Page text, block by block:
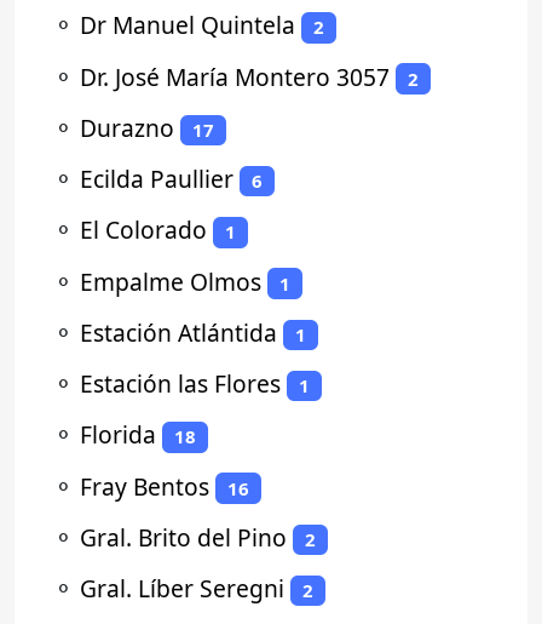
⚬ Dr Manuel Quintela 2
⚬ Dr. José María Montero 3057 2
⚬ Durazno 17
⚬ Ecilda Paullier 6
⚬ El Colorado 1
⚬ Empalme Olmos 1
⚬ Estación Atlántida 1
⚬ Estación las Flores 1
⚬ Florida 18
⚬ Fray Bentos 16
⚬ Gral. Brito del Pino 2
⚬ Gral. Líber Seregni 2